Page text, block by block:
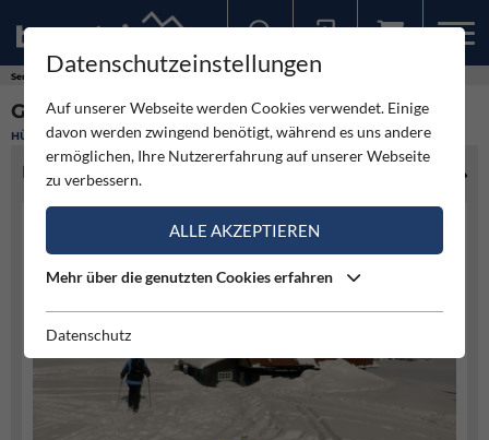
Service
GLOGGNITZER HÜTTE
HÜTTE
HÜTTENINFO
Datenschutzeinstellungen
Auf unserer Webseite werden Cookies verwendet. Einige
davon werden zwingend benötigt, während es uns andere
ermöglichen, Ihre Nutzererfahrung auf unserer Webseite
zu verbessern.
ALLE AKZEPTIEREN
Mehr über die genutzten Cookies erfahren
Datenschutz